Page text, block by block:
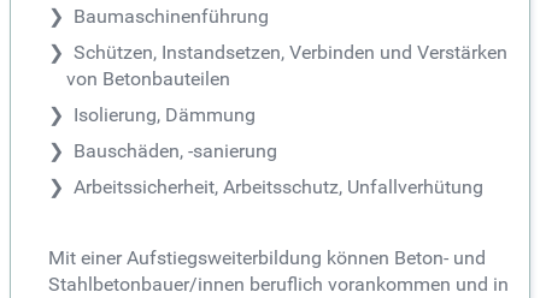
Baumaschinenführung
Schützen, Instandsetzen, Verbinden und Verstärken
von Betonbauteilen
Isolierung, Dämmung
Bauschäden, -sanierung
Arbeitssicherheit, Arbeitsschutz, Unfallverhütung
Mit einer Aufstiegsweiterbildung können Beton- und
Stahlbetonbauer/innen beruflich vorankommen und in